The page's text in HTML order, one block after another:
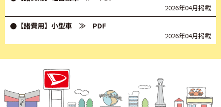
2026年04月掲載
●【諸費用】小型車 ≫ PDF
2026年04月掲載